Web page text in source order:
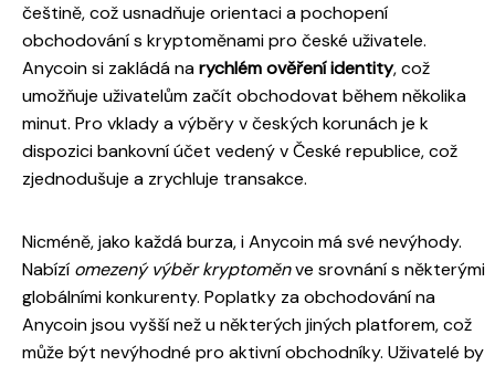
češtině, což usnadňuje orientaci a pochopení
obchodování s kryptoměnami pro české uživatele.
Anycoin si zakládá narychlém ověření identity, což
umožňuje uživatelům začít obchodovat během několika
minut. Pro vklady a výběry v českých korunách je k
dispozici bankovní účet vedený v České republice, což
zjednodušuje a zrychluje transakce.
Nicméně, jako každá burza, i Anycoin má své nevýhody.
Nabízí omezený výběr kryptoměnve srovnání s některými
globálními konkurenty. Poplatky za obchodování na
Anycoin jsou vyšší než u některých jiných platforem, což
může být nevýhodné pro aktivní obchodníky. Uživatelé by